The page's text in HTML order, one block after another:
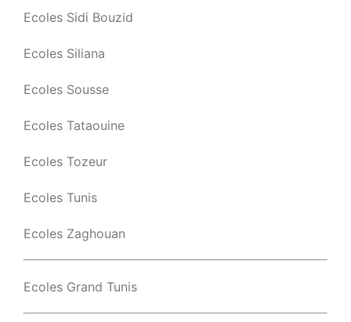
Ecoles Sidi Bouzid
Ecoles Siliana
Ecoles Sousse
Ecoles Tataouine
Ecoles Tozeur
Ecoles Tunis
Ecoles Zaghouan
Ecoles Grand Tunis